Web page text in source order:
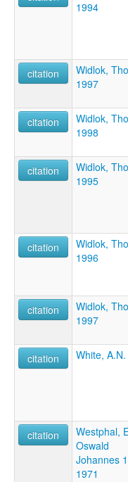
1994
citation
Widlok,
1997
citation
Widlok,
1998
citation
Widlok,
1995
citation
Widlok,
1996
citation
Widlok,
1997
citation
White,
citation
Westphal,
Oswald
Johannes
1971